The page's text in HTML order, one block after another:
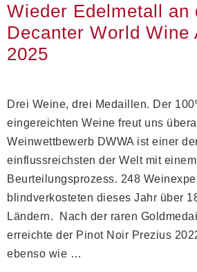
Wieder Edelmetall an
Decanter World Wine
2025
Drei Weine, drei Medaillen. Der
eingereichten Weine freut uns
Weinwettbewerb DWWA ist einer
einflussreichsten der Welt mit
Beurteilungsprozess. 248
blindverkosteten dieses Jahr über
Ländern. Nach der raren
erreichte der Pinot Noir Prezius
ebenso wie …